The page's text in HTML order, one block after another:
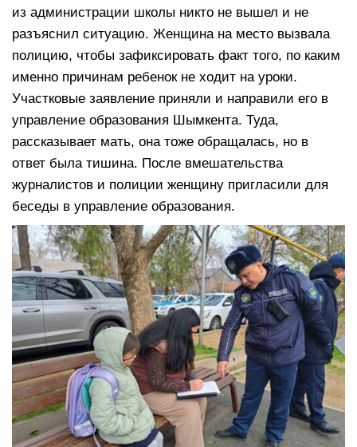
из администрации школы никто не вышел и не
разъяснил ситуацию. Женщина на место вызвала
полицию, чтобы зафиксировать факт того, по каким
именно причинам ребенок не ходит на уроки.
Участковые заявление приняли и направили его в
управление образования Шымкента. Туда,
рассказывает мать, она тоже обращалась, но в
ответ была тишина. После вмешательства
журналистов и полиции женщину пригласили для
беседы в управление образования.